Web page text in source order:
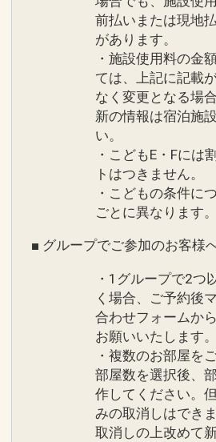
前払いまたは現地
があります。
・施設使用料の金
ては、上記に記載
なく変更となる場
新の情報は宿泊施
い。
・こどもE・Fには
トはつきません。
・こどもの条件に
ごとに異なります。
■ グループでご参加のお客様
・1グループで2つ
く場合、ご予約後
合わせフォームか
お願いいたします。
・複数のお部屋を
部屋数を選択後、
作してください。
みの取消しはでき
取消しの上改めて